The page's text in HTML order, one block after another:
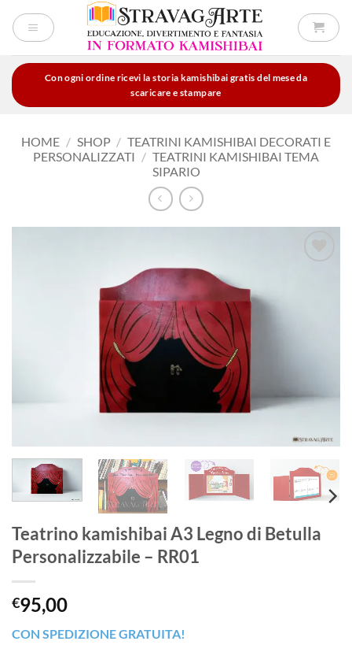
Con ogni ordine ricevi la storia kamishibai gratis del mese da
scaricare e stampare
HOME / SHOP / TEATRINI KAMISHIBAI DECORATI E
PERSONALIZZATI / TEATRINI KAMISHIBAI TEMA
SIPARIO
Teatrino kamishibai A3 Legno di Betulla
Personalizzabile – RR01
€95,00
CON SPEDIZIONE GRATUITA!